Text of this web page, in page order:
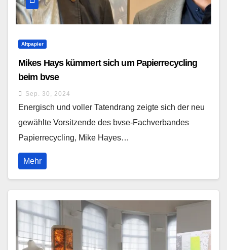
Altpapier
Mikes Hays kümmert sich um Papierrecycling
beim bvse
Sep. 30, 2024
Energisch und voller Tatendrang zeigte sich der neu
gewählte Vorsitzende des bvse-Fachverbandes
Papierrecycling, Mike Hayes…
Mehr